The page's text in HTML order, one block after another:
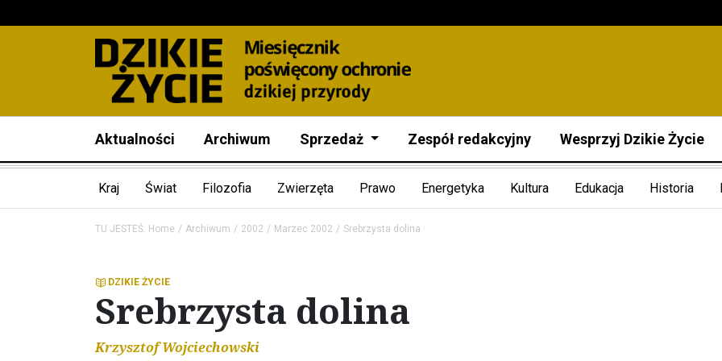
Aktualności Archiwum Sprzedaż Zespół redakcyjny Wesprzyj Dzikie Życie
Kraj Świat Filozofia Zwierzęta Prawo Energetyka Kultura Edukacja Historia
TU JESTEŚ: Home Archiwum 2002 Marzec 2002 Srebrzysta dolina
DZIKIE ŻYCIE
Srebrzysta dolina
Krzysztof Wojciechowski